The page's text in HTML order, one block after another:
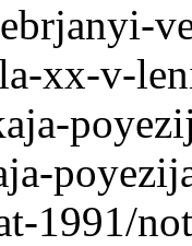
xx-v-
1991/